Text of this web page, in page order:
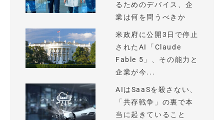
るためのデバイス、企
業は何を問うべきか
米政府に公開3日で停止
されたAI「Claude
Fable 5」、その能力と
企業が今...
AIはSaaSを殺さない、
「共存戦争」の裏で本
当に起きていること